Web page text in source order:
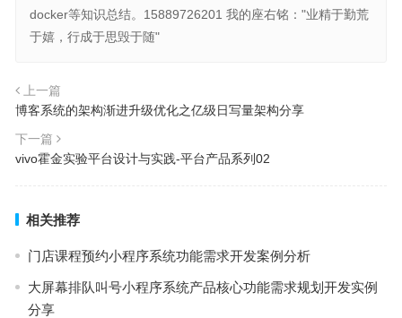
docker等知识总结。15889726201 我的座右铭："业精于勤荒
于嬉，行成于思毁于随"
上一篇
博客系统的架构渐进升级优化之亿级日写量架构分享
下一篇
vivo霍金实验平台设计与实践-平台产品系列02
相关推荐
门店课程预约小程序系统功能需求开发案例分析
大屏幕排队叫号小程序系统产品核心功能需求规划开发实例
分享